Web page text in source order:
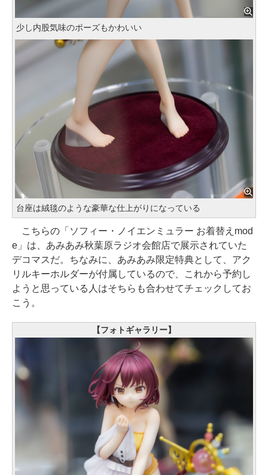
少し内股気味のポーズもかわいい
台座は絨毯のような豪華な仕上がりになっている
こちらの「ソフィー・ノイエンミュラー お着替えmod
e」は、あみあみ秋葉原ラジオ会館店で展示されていた
デコマスだ。ちなみに、あみあみ限定特典として、アク
リルキーホルダーが付属しているので、これから予約し
ようと思っている人はそちらも合わせてチェックしてお
こう。
【フォトギャラリー】